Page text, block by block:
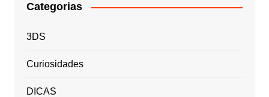
Categorias
3DS
Curiosidades
DICAS